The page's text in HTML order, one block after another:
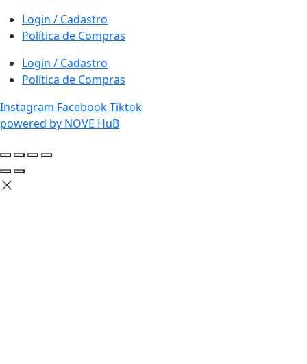
Login / Cadastro
Política de Compras
Login / Cadastro
Política de Compras
Instagram FacebookTiktok
powered by NOVE HuB